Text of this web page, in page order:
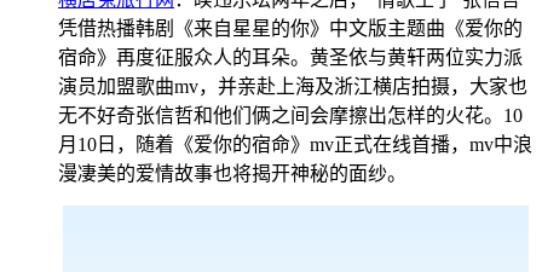
凭借热播韩剧《来自星星的你》中文版主题曲《爱你的
宿命》再度征服众人的耳朵。黄圣依与黄轩两位实力派
演员加盟歌曲mv，并亲赴上海及浙江横店拍摄，大家也
无不好奇张信哲和他们俩之间会摩擦出怎样的火花。10
月10日，随着《爱你的宿命》mv正式在线首播，mv中浪
漫凄美的爱情故事也将揭开神秘的面纱。